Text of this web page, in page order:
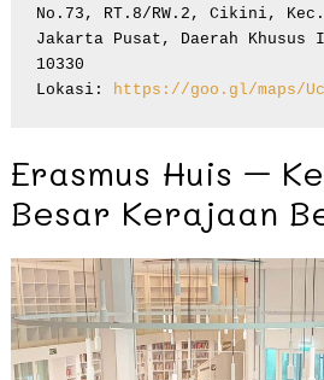
No.73, RT.8/RW.2, Cikini,
Jakarta Pusat, Daerah Khusus
10330
Lokasi:
https://goo.gl/maps/
Erasmus Huis –
Besar Kerajaan